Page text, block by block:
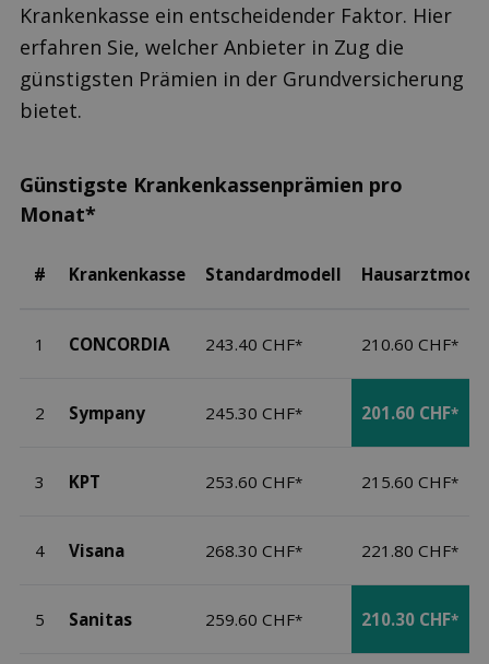
Krankenkasse ein entscheidender Faktor. Hier
erfahren Sie, welcher Anbieter in Zug die
günstigsten Prämien in der Grundversicherung
bietet.
Günstigste Krankenkassenprämien pro
Monat*
# Krankenkasse Standardmodell
1 CONCORDIA 243.40 CHF* 210.60 CHF*
2 Sympany 245.30 CHF* 201.60 CHF*
3 KPT 253.60 CHF* 215.60 CHF*
4 Visana 268.30 CHF* 221.80 CHF*
5 Sanitas 259.60 CHF* 210.30 CHF*